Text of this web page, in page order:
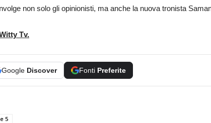
non solo gli opinionisti, ma anche la nuova tronista
Tv.
Google Discover Fonti Preferite
5